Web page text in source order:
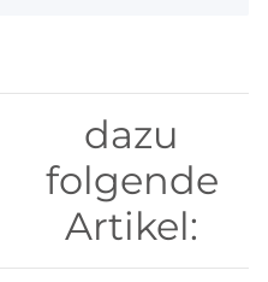
dazu
folgende
Artikel: